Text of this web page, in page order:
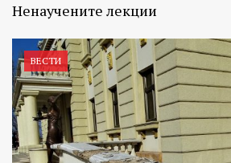
Ненаучените лекции
ВЕСТИ